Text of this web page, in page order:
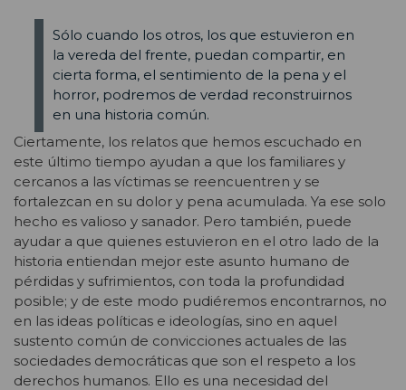
Sólo cuando los otros, los que estuvieron en
la vereda del frente, puedan compartir, en
cierta forma, el sentimiento de la pena y el
horror, podremos de verdad reconstruirnos
en una historia común.
Ciertamente, los relatos que hemos escuchado en
este último tiempo ayudan a que los familiares y
cercanos a las víctimas se reencuentren y se
fortalezcan en su dolor y pena acumulada. Ya ese solo
hecho es valioso y sanador. Pero también, puede
ayudar a que quienes estuvieron en el otro lado de la
historia entiendan mejor este asunto humano de
pérdidas y sufrimientos, con toda la profundidad
posible; y de este modo pudiéremos encontrarnos, no
en las ideas políticas e ideologías, sino en aquel
sustento común de convicciones actuales de las
sociedades democráticas que son el respeto a los
derechos humanos. Ello es una necesidad del